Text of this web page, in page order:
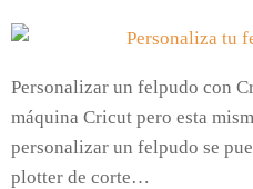
Personalizar un felpudo con
máquina Cricut pero esta
personalizar un felpudo se
plotter de corte…